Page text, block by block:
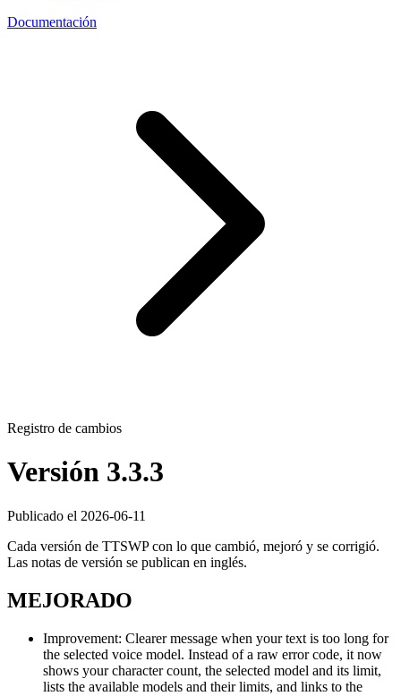
Documentación
Registro de cambios
Versión 3.3.3
Publicado el 2026-06-11
Cada versión de TTSWP con lo que cambió, mejoró y se corrigió.
Las notas de versión se publican en inglés.
MEJORADO
Improvement: Clearer message when your text is too long for
the selected voice model. Instead of a raw error code, it now
shows your character count, the selected model and its limit,
lists the available models and their limits, and links to the